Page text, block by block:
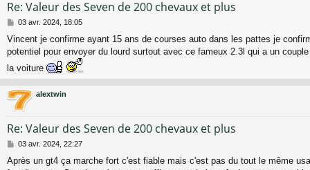
Re: Valeur des Seven de 200 chevaux et plus
M
s
s
g
03 avr. 2024, 18:05
Vincent je confirme ayant 15 ans de courses auto dans les pattes je
potentiel pour envoyer du lourd surtout avec ce fameux 2.3l qui a un
la voiture
alextwin
Re: Valeur des Seven de 200 chevaux et plus
M
s
03 avr. 2024, 22:27
Après un gt4 ça marche fort c'est fiable mais c'est pas du tout le même